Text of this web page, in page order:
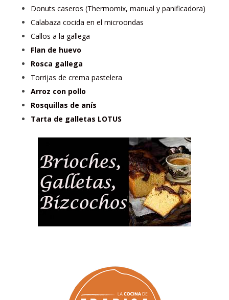
Donuts caseros (Thermomix, manual y panificadora)
Calabaza cocida en el microondas
Callos a la gallega
Flan de huevo
Rosca gallega
Torrijas de crema pastelera
Arroz con pollo
Rosquillas de anís
Tarta de galletas LOTUS